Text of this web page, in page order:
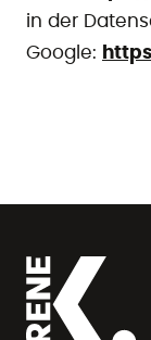
in der
Google: